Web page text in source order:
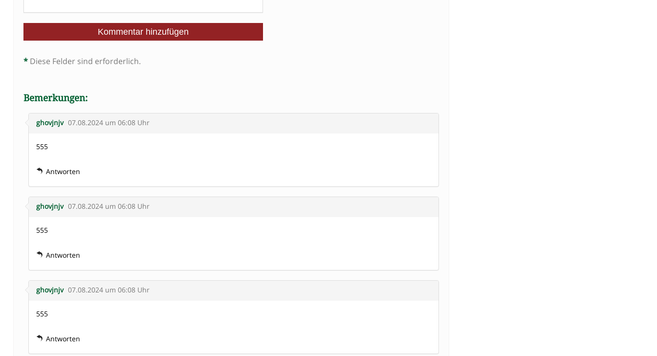
*Diese Felder sind erforderlich.
Bemerkungen:
ghovjnjv 07.08.2024 um 06:08 Uhr
555
Antworten
ghovjnjv 07.08.2024 um 06:08 Uhr
555
Antworten
ghovjnjv 07.08.2024 um 06:08 Uhr
555
Antworten